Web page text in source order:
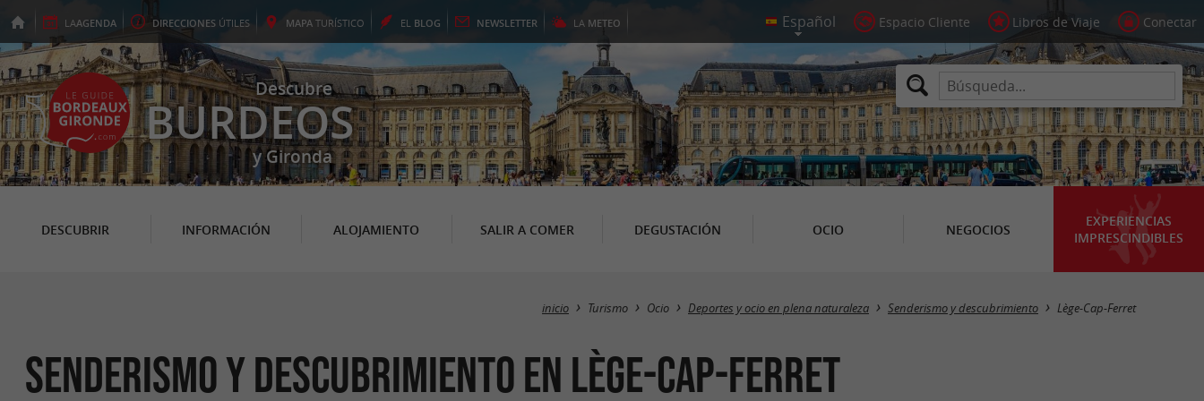
LAAGENDA DIRECCIONES ÚTILES MAPA TURÍSTICO EL BLOG NEWSLETTER LA METEO Espacio Cliente Libros de Viaje Conectar
Descubre
BURDEOS
y Gironda
DESCUBRIR INFORMACIÓN ALOJAMIENTO SALIR A COMER DEGUSTACIÓN OCIO NEGOCIOS
EXPERIENCIAS
IMPRESCINDIBLES
Masquer la carte
inicio Turismo Ocio Deportes y ocio en plena naturaleza Senderismo y descubrimiento Lège-Cap-Ferret
Senderismo y descubrimiento en Lège-Cap-Ferret